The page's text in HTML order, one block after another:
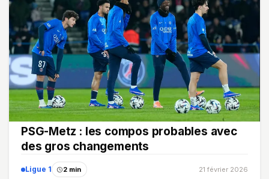
PSG-Metz : les compos probables avec
des gros changements
Ligue 1 2 min 21 février 2026